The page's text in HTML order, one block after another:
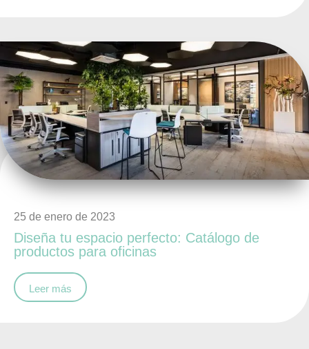
25 de enero de 2023
Diseña tu espacio perfecto: Catálogo de
productos para oficinas
Leer más